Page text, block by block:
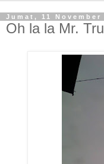
Jumat, 11 November
Oh la la Mr.